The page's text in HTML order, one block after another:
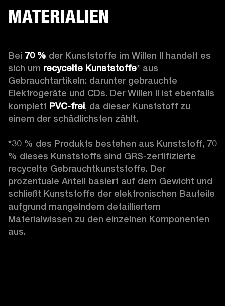
MATERIALIEN
Bei 70 % der Kunststoffe im Willen II handelt es
sich um recycelte Kunststoffe* aus
Gebrauchtartikeln: darunter gebrauchte
Elektrogeräte und CDs. Der Willen II ist ebenfalls
komplett PVC-frei, da dieser Kunststoff zu
einem der schädlichsten zählt.
*30 % des Produkts bestehen aus Kunststoff, 70
% dieses Kunststoffs sind GRS-zertifizierte
recycelte Gebrauchtkunststoffe. Der
prozentuale Anteil basiert auf dem Gewicht und
schließt Kunststoffe der elektronischen Bauteile
aufgrund mangelndem detailliertem
Materialwissen zu den einzelnen Komponenten
aus.